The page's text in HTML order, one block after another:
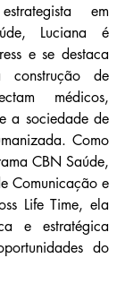
em
Luciana é
e se destaca
de
médicos,
a sociedade de
Como
CBN Saúde,
Comunicação e
Life Time, ela
e estratégica
do